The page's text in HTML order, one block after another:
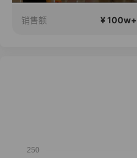
销售额 ¥ 100w+